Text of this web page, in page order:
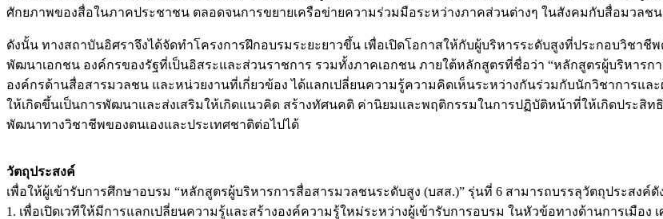
ศักยภาพของสื่อในภาคประชาชน ตลอดจนการขยายเครือข่ายความร่วมมือระหว่างภาคส่วนต่างๆ ในสังคมกับสื่อมวลชน
ดังนั้น ทางสถาบันอิศราจึงได้จัดทำโครงการฝึกอบรมระยะยาวขึ้น เพื่อเปิดโอกาสให้กับผู้บริหารระดับสูงที่ประกอบวิชา
พัฒนาเอกชน องค์กรของรัฐที่เป็นอิสระและส่วนราชการ รวมทั้งภาคเอกชน ภายใต้หลักสูตรที่ชื่อว่า “หลักสูตรผู้บริหารก
องค์กรด้านสื่อสารมวลชน และหน่วยงานที่เกี่ยวข้อง ได้แลกเปลี่ยนความรู้ความคิดเห็นระหว่างกันร่วมกับนักวิชาการแ
ให้เกิดขึ้นเป็นการพัฒนาและส่งเสริมให้เกิดแนวคิด สร้างทัศนคติ ค่านิยมและพฤติกรรมในการปฏิบัติหน้าที่ให้เกิดประสิ
พัฒนาทางวิชาชีพของตนเองและประเทศชาติต่อไปได้
วัตถุประสงค์
เพื่อให้ผู้เข้ารับการศึกษาอบรม “หลักสูตรผู้บริหารการสื่อสารมวลชนระดับสูง (บสส.)” รุ่นที่ 6 สามารถบรรลุวัตถุประสงค์ดั
1. เพื่อเปิดเวทีให้มีการแลกเปลี่ยนความรู้และสร้างองค์ความรู้ใหม่ระหว่างผู้เข้ารับการอบรม ในหัวข้อทางด้านการเมือง